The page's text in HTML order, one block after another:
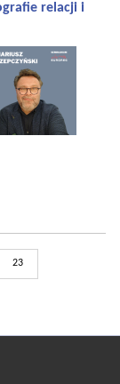
relacji i
23